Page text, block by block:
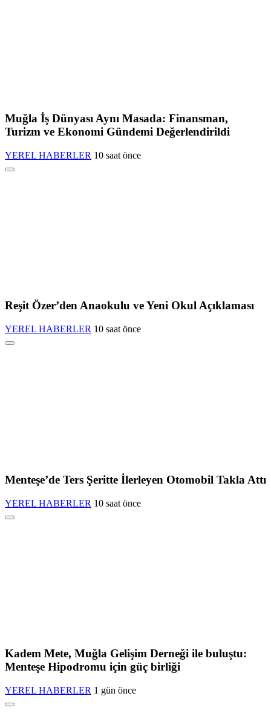
Muğla İş Dünyası Aynı Masada: Finansman,
Turizm ve Ekonomi Gündemi Değerlendirildi
YEREL HABERLER 10 saat önce
Reşit Özer’den Anaokulu ve Yeni Okul Açıklaması
YEREL HABERLER 10 saat önce
Menteşe’de Ters Şeritte İlerleyen Otomobil Takla Attı
YEREL HABERLER 10 saat önce
Kadem Mete, Muğla Gelişim Derneği ile buluştu:
Menteşe Hipodromu için güç birliği
YEREL HABERLER 1 gün önce